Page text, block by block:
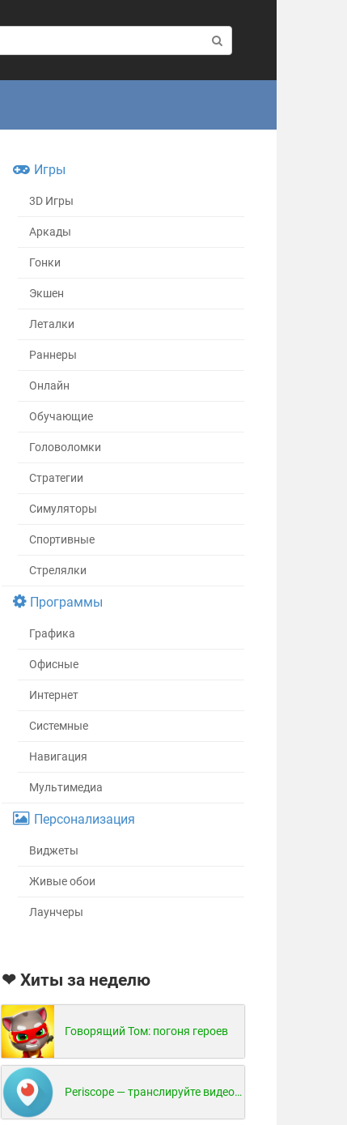
Игры
3D Игры
Аркады
Гонки
Экшен
Леталки
Раннеры
Онлайн
Обучающие
Головоломки
Стратегии
Симуляторы
Спортивные
Стрелялки
Программы
Графика
Офисные
Интернет
Системные
Навигация
Мультимедиа
Персонализация
Виджеты
Живые обои
Лаунчеры
❤ Хиты за неделю
Говорящий Том: погоня героев
Periscope — транслируйте видео в реальном времени!